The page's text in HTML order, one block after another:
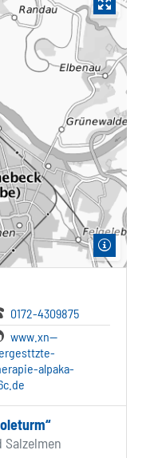
0172-4309875
www.xn--
alpaka-